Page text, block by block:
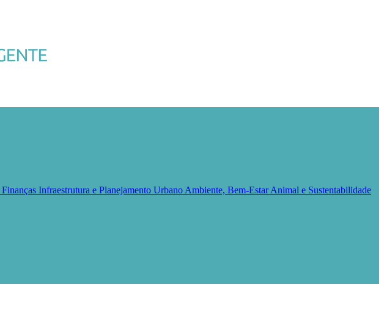
Finanças Infraestrutura e Planejamento Urbano Ambiente, Bem-Estar Animal e Sustentabilidade